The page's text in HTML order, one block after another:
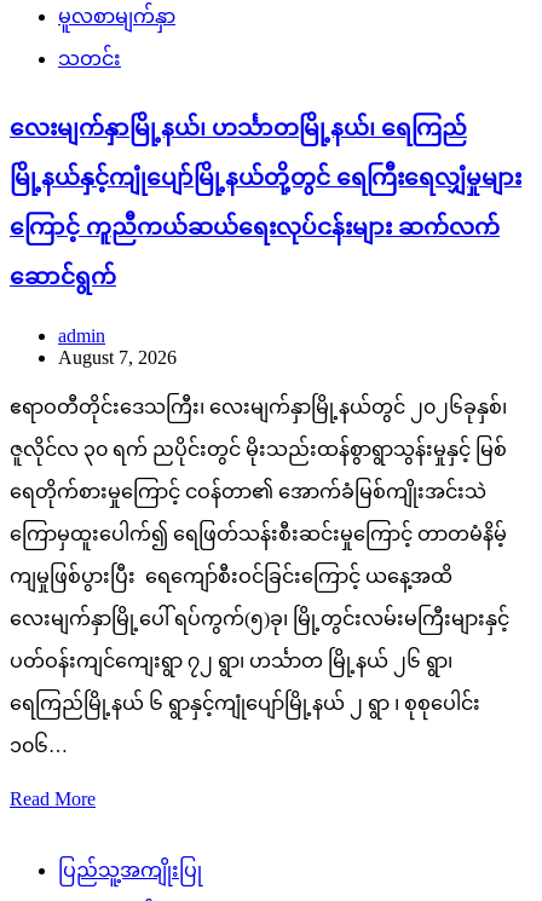
မူလစာမျက်နှာ
သတင်း
လေးမျက်နှာမြို့နယ်၊ ဟင်္သာတမြို့နယ်၊ ရေကြည်
မြို့နယ်နှင့်ကျုံပျော်မြို့နယ်တို့တွင် ရေကြီးရေလျှံမှုများ
ကြောင့် ကူညီကယ်ဆယ်ရေးလုပ်ငန်းများ ဆက်လက်
ဆောင်ရွက်
admin
August 7, 2026
ဧရာဝတီတိုင်းဒေသကြီး၊ လေးမျက်နှာမြို့နယ်တွင် ၂၀၂၆ခုနှစ်၊
ဇူလိုင်လ ၃၀ ရက် ညပိုင်းတွင် မိုးသည်းထန်စွာရွာသွန်းမှုနှင့် မြစ်
ရေတိုက်စားမှုကြောင့် ငဝန်တာ၏ အောက်ခံမြစ်ကျိုးအင်းသဲ
ကြောမှထူးပေါက်၍ ရေဖြတ်သန်းစီးဆင်းမှုကြောင့် တာတမံနိမ့်
ကျမှုဖြစ်ပွားပြီး ရေကျော်စီးဝင်ခြင်းကြောင့် ယနေ့အထိ
လေးမျက်နှာမြို့ပေါ် ရပ်ကွက်(၅)ခု၊ မြို့တွင်းလမ်းမကြီးများနှင့်
ပတ်ဝန်းကျင်ကျေးရွာ ၇၂ ရွာ၊ ဟင်္သာတ မြို့နယ် ၂၆ ရွာ၊
ရေကြည်မြို့နယ် ၆ ရွာနှင့်ကျုံပျော်မြို့နယ် ၂ ရွာ ၊ စုစုပေါင်း
၁၀၆…
Read More
ပြည်သူ့အကျိုးပြု